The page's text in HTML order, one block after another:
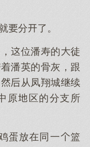
分了。
位潘寿的徒
潘英的骨灰，跟
从凤翔城继续
原区的分支所
蛋放在同一篮